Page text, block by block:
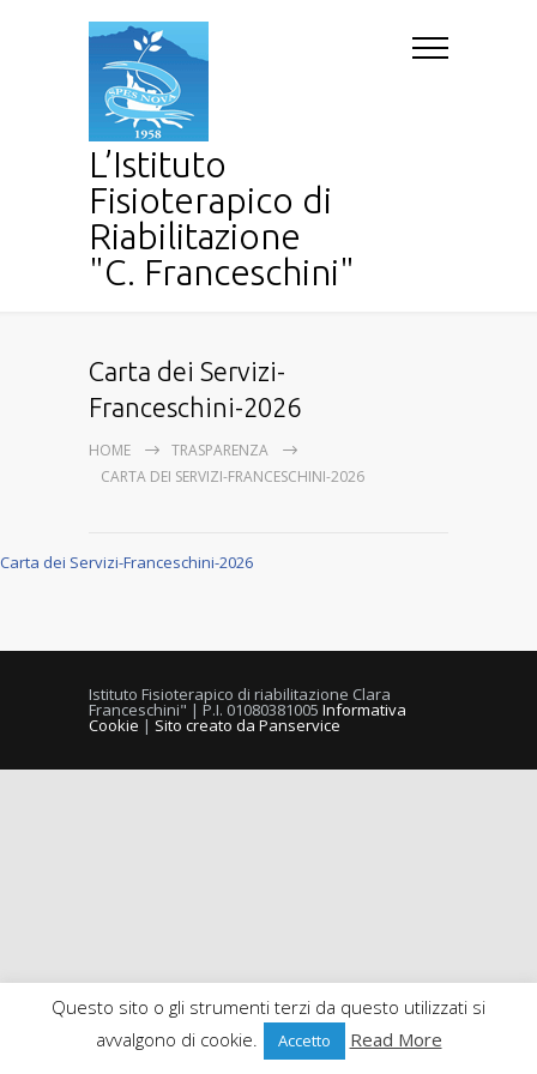
L’Istituto
Fisioterapico di
Riabilitazione
"C. Franceschini"
Carta dei Servizi-
Franceschini-2026
HOME
TRASPARENZA
CARTA DEI SERVIZI-FRANCESCHINI-2026
Carta dei Servizi-Franceschini-2026
Istituto Fisioterapico di riabilitazione Clara
Franceschini" | P.I. 01080381005 Informativa
Cookie | Sito creato da Panservice
Questo sito o gli strumenti terzi da questo utilizzati si
avvalgono di cookie.
Accetto Read More